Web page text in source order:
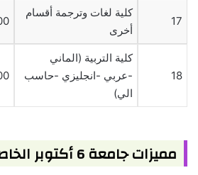
17
كلية لغات وترجمة أقسام
أخرى
18
كلية التربية (الماني
-عربي -انجليزي -حاسب
الي)
مميزات جامعة 6 أكتوبر الخاصة في مصر